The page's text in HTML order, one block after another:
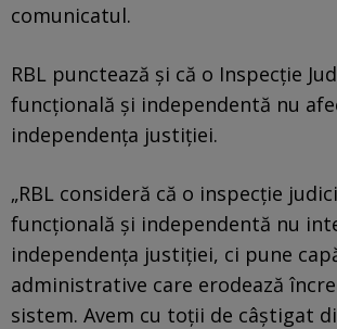
comunicatul.
RBL punctează și că o Inspecție
funcțională și independentă nu
independența justiției.
„RBL consideră că o inspecție
funcțională și independentă nu
independența justiției, ci pune
administrative care erodează
sistem. Avem cu toții de câștigat